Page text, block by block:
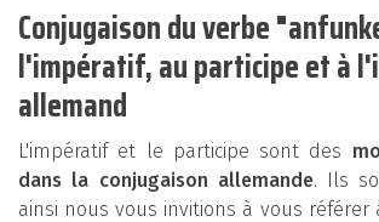
Conjugaison du verbe
l'impératif, au participe et à
allemand
L'impératif et le participe sont des
dans la conjugaison allemande. Ils
ainsi nous vous invitions à vous référer